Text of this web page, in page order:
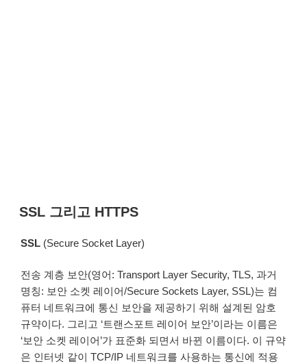
SSL 그리고 HTTPS
SSL (Secure Socket Layer)
전송 계층 보안(영어: Transport Layer Security, TLS, 과거
명칭: 보안 소켓 레이어/Secure Sockets Layer, SSL)는 컴
퓨터 네트워크에 통신 보안을 제공하기 위해 설계된 암호
규약이다. 그리고 ‘트랜스포트 레이어 보안’이라는 이름은
‘보안 소켓 레이어’가 표준화 되면서 바뀐 이름이다. 이 규약
은 인터넷 같이 TCP/IP 네트워크를 사용하는 통신에 적용